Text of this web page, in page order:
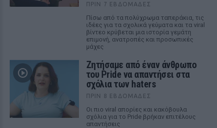
ΠΡΙΝ 7 ΕΒΔΟΜΆΔΕΣ
Πίσω από τα πολύχρωμα ταπεράκια, τις
ιδέες για τα σχολικά γεύματα και τα viral
βίντεο κρύβεται μια ιστορία γεμάτη
επιμονή, ανατροπές και προσωπικές
μάχες
Ζητήσαμε από έναν άνθρωπο
του Pride να απαντήσει στα
σχόλια των haters
ΠΡΙΝ 8 ΕΒΔΟΜΆΔΕΣ
Οι πιο viral απορίες και κακόβουλα
σχόλια για το Pride βρήκαν επιτέλους
απαντήσεις